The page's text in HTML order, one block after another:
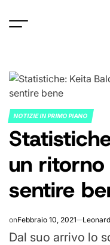
POSTED
IN
NOTIZIE IN PRIMO PIANO
un
sentire
onFebbraio 10, 2021
Dal suo arrivo lo